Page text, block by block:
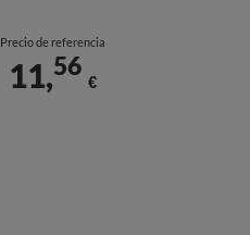
Precio de referencia
11,56
€